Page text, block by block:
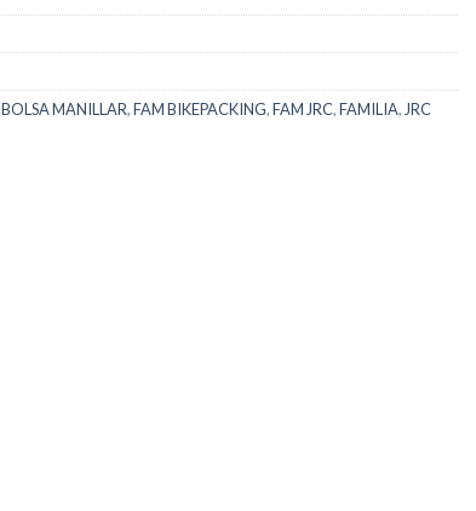
BOLSA MANILLAR,FAM BIKEPACKING,FAM JRC,FAMILIA, JRC